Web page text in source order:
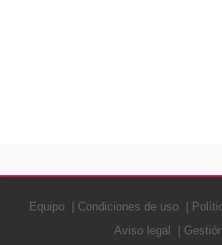
Equipo Condiciones de uso
Aviso legal